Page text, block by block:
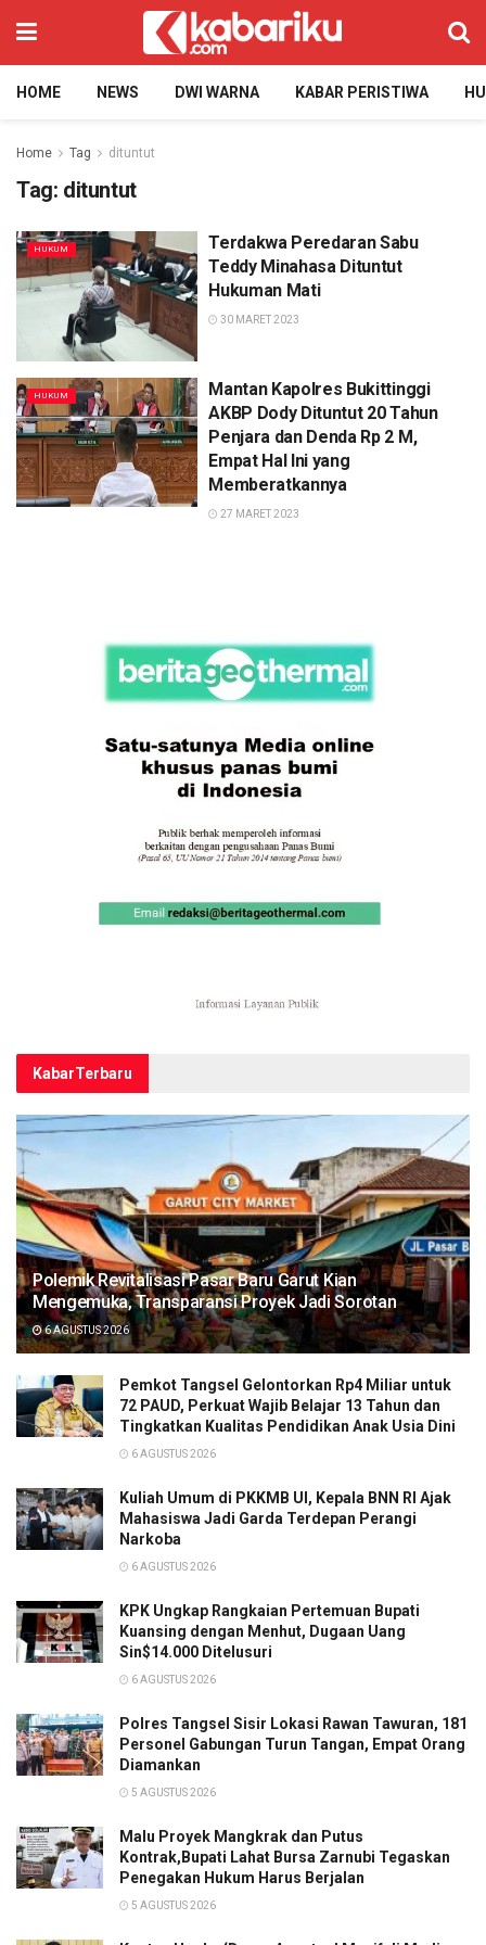
HOME NEWS DWI WARNA KABAR PERISTIWA
Home Tag dituntut
Tag: dituntut
HUKUM
Terdakwa Peredaran Sabu
Teddy Minahasa Dituntut
Hukuman Mati
30 MARET 2023
HUKUM
Mantan Kapolres Bukittinggi
AKBP Dody Dituntut 20 Tahun
Penjara dan Denda Rp 2 M,
Empat Hal Ini yang
Memberatkannya
27 MARET 2023
KabarTerbaru
Polemik Revitalisasi Pasar Baru Garut Kian
Mengemuka, Transparansi Proyek Jadi Sorotan
6 AGUSTUS 2026
Pemkot Tangsel Gelontorkan Rp4 Miliar untuk
72 PAUD, Perkuat Wajib Belajar 13 Tahun dan
Tingkatkan Kualitas Pendidikan Anak Usia Dini
6 AGUSTUS 2026
Kuliah Umum di PKKMB UI, Kepala BNN RI Ajak
Mahasiswa Jadi Garda Terdepan Perangi
Narkoba
6 AGUSTUS 2026
KPK Ungkap Rangkaian Pertemuan Bupati
Kuansing dengan Menhut, Dugaan Uang
Sin$14.000 Ditelusuri
6 AGUSTUS 2026
Polres Tangsel Sisir Lokasi Rawan Tawuran, 181
Personel Gabungan Turun Tangan, Empat Orang
Diamankan
5 AGUSTUS 2026
Malu Proyek Mangkrak dan Putus
Kontrak,Bupati Lahat Bursa Zarnubi Tegaskan
Penegakan Hukum Harus Berjalan
5 AGUSTUS 2026